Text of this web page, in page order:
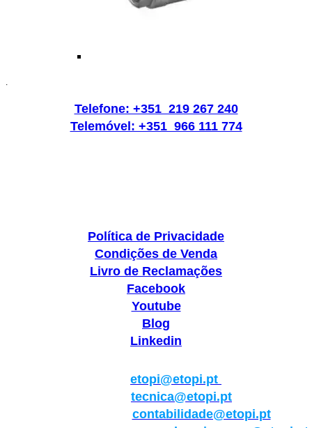
.
Telefone: +351 219 267 240
Telemóvel: +351 966 111 774
Política de Privacidade
Condições de Venda
Livro de Reclamações
Facebook
Youtube
Blog
Linkedin
etopi@etopi.pt
tecnica@etopi.pt
contabilidade@etopi.pt